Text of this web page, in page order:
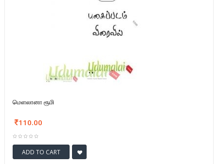
மௌலானா ரூமி
110.00
ADD TO CART